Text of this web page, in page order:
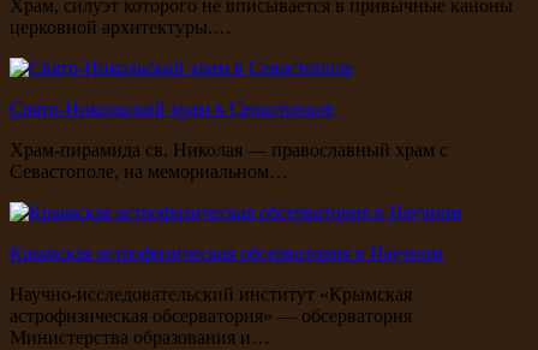
Храм, силуэт которого не вписывается в привычные каноны
церковной архитектуры.…
Свято-Никольский храм в Севастополе
Храм-пирамида св. Николая — православный храм с
Севастополе, на мемориальном…
Крымская астрофизическая обсерватория в Научном
Научно-исследовательский институт «Крымская
астрофизическая обсерватория» — обсерватория
Министерства образования и…